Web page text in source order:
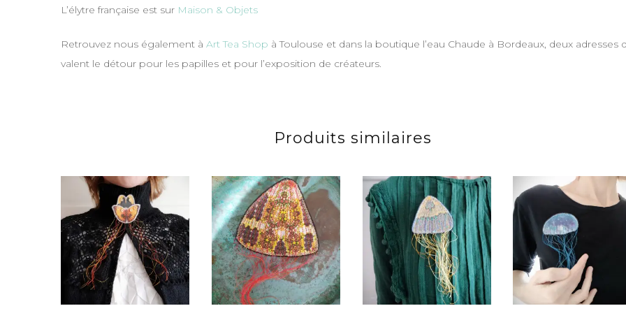
L’élytre française est sur Maison & Objets
Retrouvez nous également à Art Tea Shop à Toulouse et dans la boutique l’eau Chaude à Bordeaux, deux adresses
valent le détour pour les papilles et pour l’exposition de créateurs.
Produits similaires